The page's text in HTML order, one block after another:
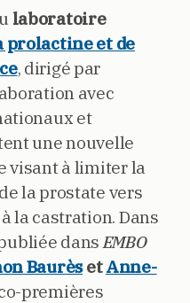
laboratoire
prolactine et de
, dirigé par
avec
et
une nouvelle
visant à limiter la
la prostate vers
la castration. Dans
dansEMBO
BaurèsetAnne-
premières